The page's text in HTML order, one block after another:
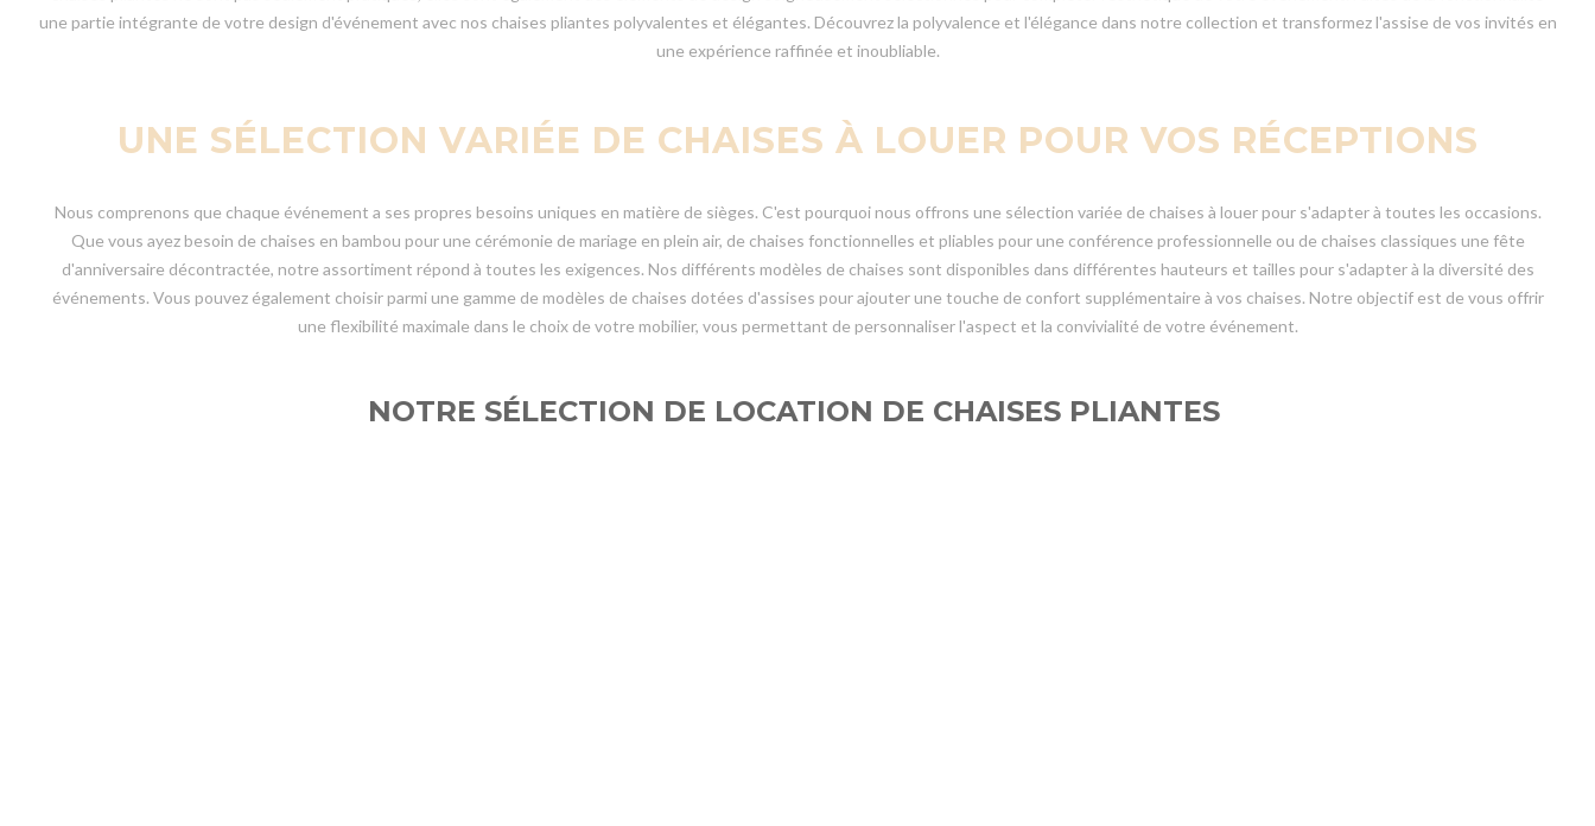
une partie intégrante de votre design d'événement avec nos chaises pliantes polyvalentes et élégantes. Découvrez la polyvalence et l'élégance dans notre collection et transformez l'assise de vos invités en
une expérience raffinée et inoubliable.
UNE SÉLECTION VARIÉE DE CHAISES À LOUER POUR VOS RÉCEPTIONS
Nous comprenons que chaque événement a ses propres besoins uniques en matière de sièges. C'est pourquoi nous offrons une sélection variée de chaises à louer pour s'adapter à toutes les occasions.
Que vous ayez besoin de chaises en bambou pour une cérémonie de mariage en plein air, de chaises fonctionnelles et pliables pour une conférence professionnelle ou de chaises classiques une fête
d'anniversaire décontractée, notre assortiment répond à toutes les exigences. Nos différents modèles de chaises sont disponibles dans différentes hauteurs et tailles pour s'adapter à la diversité des
événements. Vous pouvez également choisir parmi une gamme de modèles de chaises dotées d'assises pour ajouter une touche de confort supplémentaire à vos chaises. Notre objectif est de vous offrir
une flexibilité maximale dans le choix de votre mobilier, vous permettant de personnaliser l'aspect et la convivialité de votre événement.
NOTRE SÉLECTION DE LOCATION DE CHAISES PLIANTES